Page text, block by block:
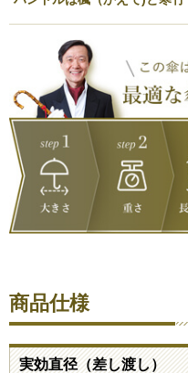
商品仕様
実効直径（差し渡し）